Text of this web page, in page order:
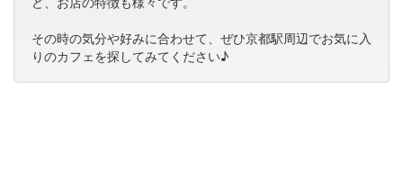
その時の気分や好みに合わせて、ぜひ京都駅周辺でお気に入
りのカフェを探してみてください♪